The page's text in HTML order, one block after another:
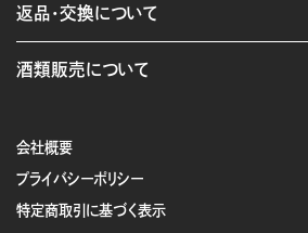
会社概要
プライバシーポリシー
特定商取引に基づく表示
返品・交換について
酒類販売について